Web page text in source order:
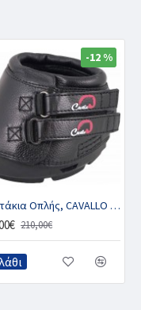
-12 %
Μποτάκια Οπλής, CAVALLO SIMPLE
210,00€